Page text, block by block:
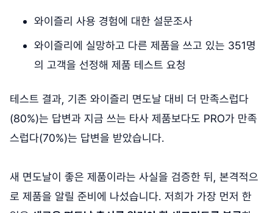
와이즐리 사용 경험에 대한 설문조사
와이즐리에 실망하고 다른 제품을 쓰고 있는 351명
의 고객을 선정해 제품 테스트 요청
테스트 결과, 기존 와이즐리 면도날 대비 더 만족스럽다
(80%)는 답변과 지금 쓰는 타사 제품보다도 PRO가 만족
스럽다(70%)는 답변을 받았습니다.
새 면도날이 좋은 제품이라는 사실을 검증한 뒤, 본격적으
로 제품을 알릴 준비에 나섰습니다. 저희가 가장 먼저 한